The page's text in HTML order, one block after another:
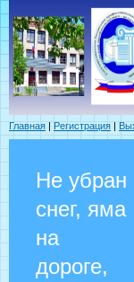
Главная | Регистрация |
Не убран
снег, яма
на
дороге,